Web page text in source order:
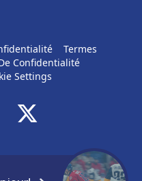
Termes
Confidentialité
Settings